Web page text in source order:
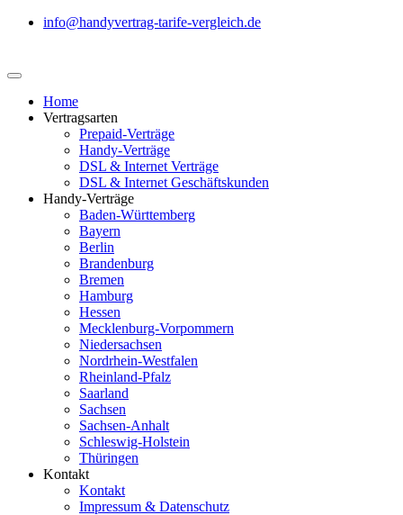
info@handyvertrag-tarife-vergleich.de
Home
Vertragsarten
Prepaid-Verträge
Handy-Verträge
DSL & Internet Verträge
DSL & Internet Geschäftskunden
Handy-Verträge
Baden-Württemberg
Bayern
Berlin
Brandenburg
Bremen
Hamburg
Hessen
Mecklenburg-Vorpommern
Niedersachsen
Nordrhein-Westfalen
Rheinland-Pfalz
Saarland
Sachsen
Sachsen-Anhalt
Schleswig-Holstein
Thüringen
Kontakt
Kontakt
Impressum & Datenschutz